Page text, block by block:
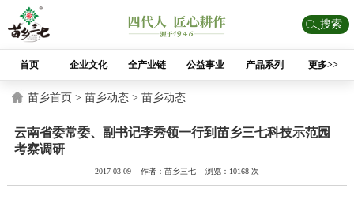
搜索
首页 企业文化 全产业链 公益事业 产品系列 更多>>
苗乡首页 > 苗乡动态 > 苗乡动态
云南省委常委、副书记李秀领一行到苗乡三七科技示范园
考察调研
2017-03-09 作者：苗乡三七 浏览：10168 次